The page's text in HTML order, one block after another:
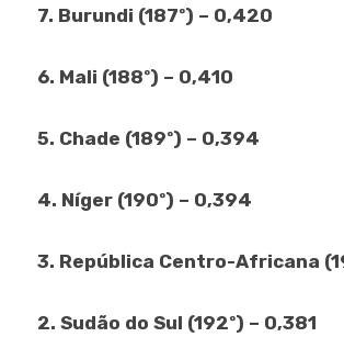
7. Burundi (187º) – 0,420
6. Mali (188º) – 0,410
5. Chade (189º) – 0,394
4. Níger (190º) – 0,394
3. República Centro-Africana
2. Sudão do Sul (192º) – 0,381